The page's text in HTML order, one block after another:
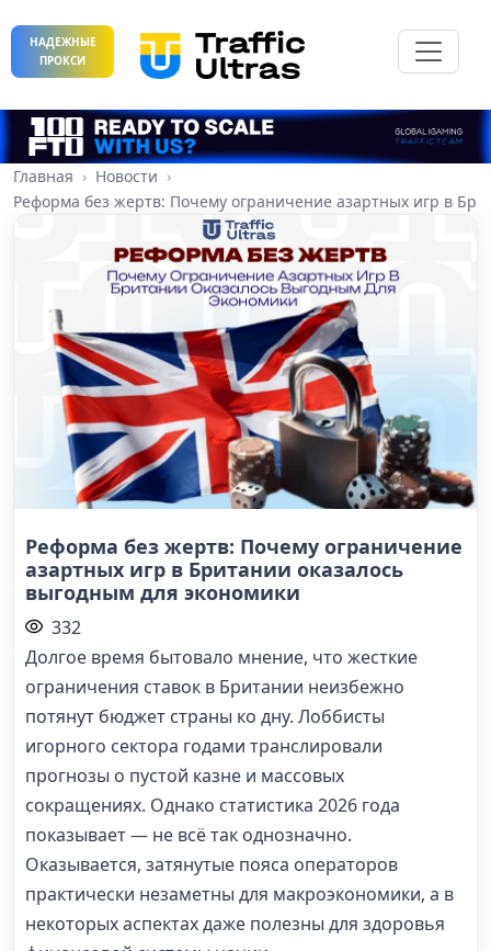
НАДЕЖНЫЕ
ПРОКСИ
Главная
Новости
Реформа без жертв: Почему ограничение азартных игр в
Реформа без жертв: Почему ограничение
азартных игр в Британии оказалось
выгодным для экономики
332
Долгое время бытовало мнение, что жесткие
ограничения ставок в Британии неизбежно
потянут бюджет страны ко дну. Лоббисты
игорного сектора годами транслировали
прогнозы о пустой казне и массовых
сокращениях. Однако статистика 2026 года
показывает — не всё так однозначно.
Оказывается, затянутые пояса операторов
практически незаметны для макроэкономики, а в
некоторых аспектах даже полезны для здоровья